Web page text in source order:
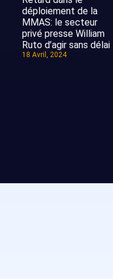
déploiement de la
MMAS: le secteur
privé presse William
Ruto d’agir sans délai
18 Avril, 2024